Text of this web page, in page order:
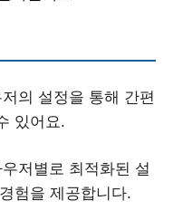
의 설정을 통해 간편
있어요.
저별로 최적화된 설
험을 제공합니다.